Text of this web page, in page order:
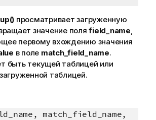
просматривает загруженную
значение поляfield_name,
первому вхождению значения
в поле match_field_name.
быть текущей таблицей или
таблицей.
match_field_name,